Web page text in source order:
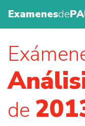
Examenesde
de